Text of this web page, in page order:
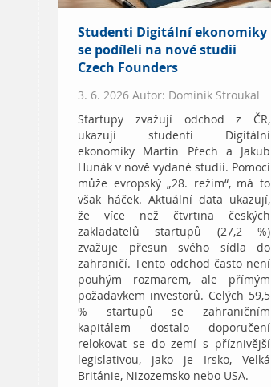
Studenti Digitální ekonomiky
se podíleli na nové studii
Czech Founders
3. 6. 2026 Autor: Dominik Stroukal
Startupy zvažují odchod z ČR,
ukazují studenti Digitální
ekonomiky Martin Přech a Jakub
Hunák v nově vydané studii. Pomoci
může evropský „28. režim“, má to
však háček. Aktuální data ukazují,
že více než čtvrtina českých
zakladatelů startupů (27,2 %)
zvažuje přesun svého sídla do
zahraničí. Tento odchod často není
pouhým rozmarem, ale přímým
požadavkem investorů. Celých 59,5
% startupů se zahraničním
kapitálem dostalo doporučení
relokovat se do zemí s příznivější
legislativou, jako je Irsko, Velká
Británie, Nizozemsko nebo USA.